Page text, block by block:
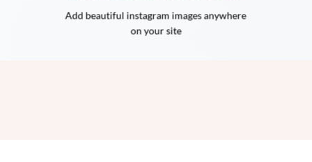
Add beautiful instagram images anywhere
on your site